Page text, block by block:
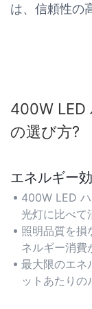
は、信頼性の
400W LED
の選び方​?
エネルギー
400W LED
光灯に比べて
最適な明るさ
減します。
照明品質を損
ネルギー消費
す。
最大限のエネ
ットあたりの